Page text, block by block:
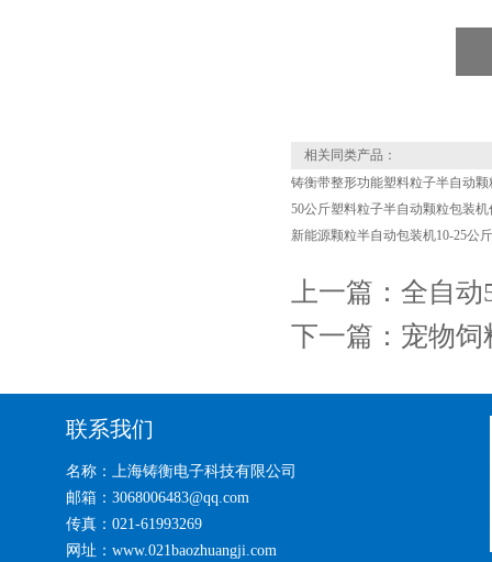
相关同类产品：
铸衡带整形功能塑料粒子半自动颗
50公斤塑料粒子半自动颗粒包装机
新能源颗粒半自动包装机10-25公斤
上一篇： 全自动
下一篇： 宠物饲
联系我们
名称：上海铸衡电子科技有限公司
邮箱：3068006483@qq.com
传真：021-61993269
网址：www.021baozhuangji.com